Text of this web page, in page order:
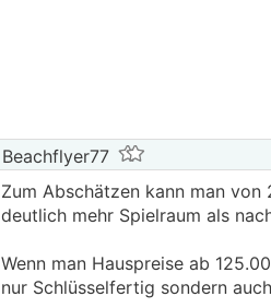
Beachflyer77
Zum Abschätzen kann man
deutlich mehr Spielraum als
Wenn man Hauspreise ab
nur Schlüsselfertig sondern